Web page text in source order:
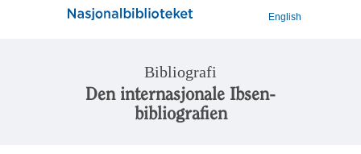
English
Bibliografi
Den internasjonale Ibsen-
bibliografien